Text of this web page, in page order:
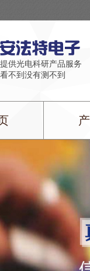
供光电科研产品服务
不到没有测不到